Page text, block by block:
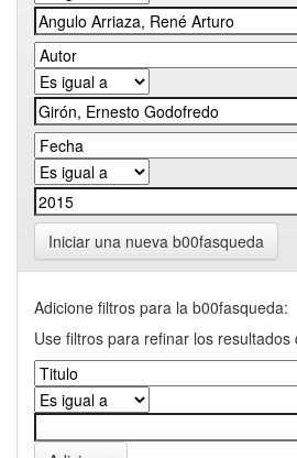
Iniciar una nueva b00fasqueda
Adicione filtros para la b00fasqueda:
Use filtros para refinar los resultados